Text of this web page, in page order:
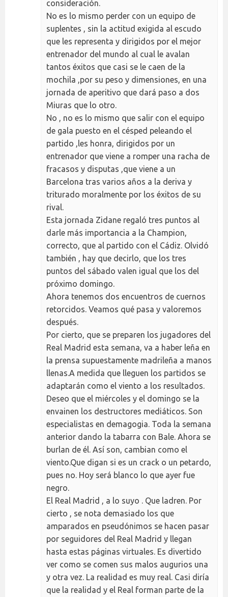
consideración.
No es lo mismo perder con un equipo de
suplentes , sin la actitud exigida al escudo
que les representa y dirigidos por el mejor
entrenador del mundo al cual le avalan
tantos éxitos que casi se le caen de la
mochila ,por su peso y dimensiones, en una
jornada de aperitivo que dará paso a dos
Miuras que lo otro.
No , no es lo mismo que salir con el equipo
de gala puesto en el césped peleando el
partido ,les honra, dirigidos por un
entrenador que viene a romper una racha de
fracasos y disputas ,que viene a un
Barcelona tras varios años a la deriva y
triturado moralmente por los éxitos de su
rival.
Esta jornada Zidane regaló tres puntos al
darle más importancia a la Champion,
correcto, que al partido con el Cádiz. Olvidó
también , hay que decirlo, que los tres
puntos del sábado valen igual que los del
próximo domingo.
Ahora tenemos dos encuentros de cuernos
retorcidos. Veamos qué pasa y valoremos
después.
Por cierto, que se preparen los jugadores del
Real Madrid esta semana, va a haber leña en
la prensa supuestamente madrileña a manos
llenas.A medida que lleguen los partidos se
adaptarán como el viento a los resultados.
Deseo que el miércoles y el domingo se la
envainen los destructores mediáticos. Son
especialistas en demagogia. Toda la semana
anterior dando la tabarra con Bale. Ahora se
burlan de él. Así son, cambian como el
viento.Que digan si es un crack o un petardo,
pues no. Hoy será blanco lo que ayer fue
negro.
El Real Madrid , a lo suyo . Que ladren. Por
cierto , se nota demasiado los que
amparados en pseudónimos se hacen pasar
por seguidores del Real Madrid y llegan
hasta estas páginas virtuales. Es divertido
ver como se comen sus malos augurios una
y otra vez. La realidad es muy real. Casi diría
que la realidad y el Real forman parte de la